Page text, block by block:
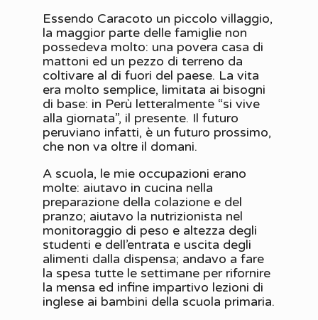
Essendo Caracoto un piccolo villaggio,
la maggior parte delle famiglie non
possedeva molto: una povera casa di
mattoni ed un pezzo di terreno da
coltivare al di fuori del paese. La vita
era molto semplice, limitata ai bisogni
di base: in Perù letteralmente “si vive
alla giornata”, il presente. Il futuro
peruviano infatti, è un futuro prossimo,
che non va oltre il domani.
A scuola, le mie occupazioni erano
molte: aiutavo in cucina nella
preparazione della colazione e del
pranzo; aiutavo la nutrizionista nel
monitoraggio di peso e altezza degli
studenti e dell’entrata e uscita degli
alimenti dalla dispensa; andavo a fare
la spesa tutte le settimane per rifornire
la mensa ed infine impartivo lezioni di
inglese ai bambini della scuola primaria.